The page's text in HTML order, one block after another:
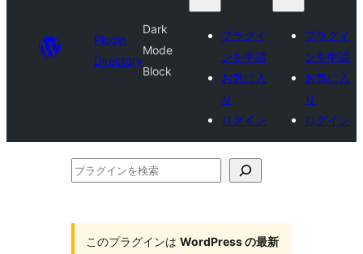
Plugin
Directory
Dark
Mode
Block
プラグイ
ンを申請
お気に入
り
ログイン
プラグイ
ンを申請
お気に入
り
ログイン
プ
このプラグインは WordPress の最新